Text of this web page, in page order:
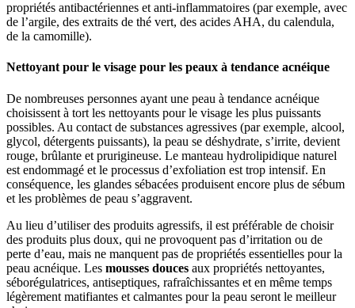
propriétés antibactériennes et anti-inflammatoires (par exemple, avec
de l’argile, des extraits de thé vert, des acides AHA, du calendula,
de la camomille).
Nettoyant pour le visage pour les peaux à tendance acnéique
De nombreuses personnes ayant une peau à tendance acnéique
choisissent à tort les nettoyants pour le visage les plus puissants
possibles. Au contact de substances agressives (par exemple, alcool,
glycol, détergents puissants), la peau se déshydrate, s’irrite, devient
rouge, brûlante et prurigineuse. Le manteau hydrolipidique naturel
est endommagé et le processus d’exfoliation est trop intensif. En
conséquence, les glandes sébacées produisent encore plus de sébum
et les problèmes de peau s’aggravent.
Au lieu d’utiliser des produits agressifs, il est préférable de choisir
des produits plus doux, qui ne provoquent pas d’irritation ou de
perte d’eau, mais ne manquent pas de propriétés essentielles pour la
peau acnéique. Les mousses douces aux propriétés nettoyantes,
séborégulatrices, antiseptiques, rafraîchissantes et en même temps
légèrement matifiantes et calmantes pour la peau seront le meilleur